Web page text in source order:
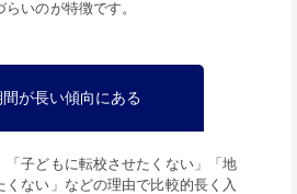
いのが特徴です。
間が長い傾向にある
「子どもに転校させたくない」「地
ない」などの理由で比較的長く入